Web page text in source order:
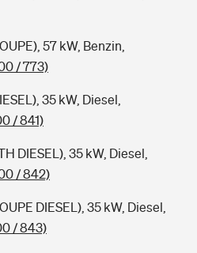
57 kW, Benzin,
/ 773)
35 kW, Diesel,
/ 841)
DIESEL), 35 kW, Diesel,
/ 842)
DIESEL), 35 kW, Diesel,
/ 843)